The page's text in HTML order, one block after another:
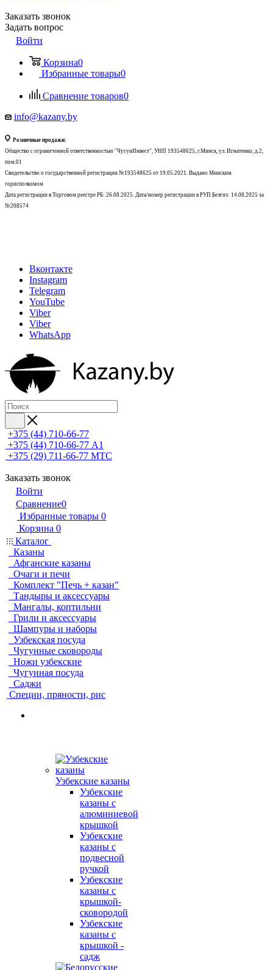
Заказать звонок
Задать вопрос
Войти
Корзина0
Избранные товары0
Сравнение товаров0
info@kazany.by
Розничные продажи:
Общество с ограниченной ответственностью "ЧугунИнвест", УНП 193548625, г.Минск, ул. Игнатенко, д.2,
пом.01
Свидетельство о государственной регистрации №193548625 от 19.05.2021. Выдано Минским
горисполкомом
Дата регистрации в Торговом реестре РБ: 26.08.2025. Дата/номер регистрации в РУП Белгиэ: 14.08.2025 за
№208574
Вконтакте
Instagram
Telegram
YouTube
Viber
Viber
WhatsApp
+375 (44) 710-66-77
+375 (44) 710-66-77 А1
+375 (29) 711-66-77 МТС
Заказать звонок
Войти
Сравнение0
Избранные товары 0
Корзина 0
Каталог
Казаны
Афганские казаны
Очаги и печи
Комплект "Печь + казан"
Тандыры и аксессуары
Мангалы, коптильни
Грили и аксессуары
Шампуры и наборы
Узбекская посуда
Чугунные сковороды
Ножи узбекские
Чугунная посуда
Саджи
Специи, пряности, рис
Узбекские казаны
Узбекские
казаны с
алюминиевой
крышкой
Узбекские
казаны с
подвесной
ручкой
Узбекские
казаны с
крышкой-
сковородой
Узбекские
казаны с
крышкой -
садж